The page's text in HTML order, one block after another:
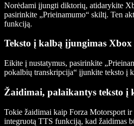
Norėdami įjungti diktorių, atidarykite
pasirinkite „Prieinamumo“ skiltį. Ten
funkciją.
Teksto į kalbą įjungimas Xbox
Eikite į nustatymus, pasirinkite
pokalbių transkripcija“ įjunkite teksto į
Žaidimai, palaikantys teksto į
Tokie žaidimai kaip Forza Motorsport ir
integruotą TTS funkciją, kad žaidimas